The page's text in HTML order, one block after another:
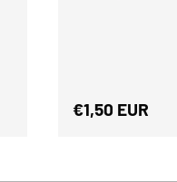
Normaler Preis
€1,50 EUR